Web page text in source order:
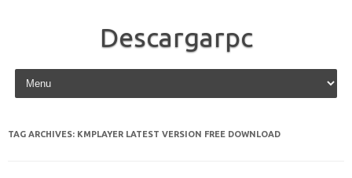
Descargarpc
Skip to content
TAG ARCHIVES: KMPLAYER LATEST VERSION FREE DOWNLOAD